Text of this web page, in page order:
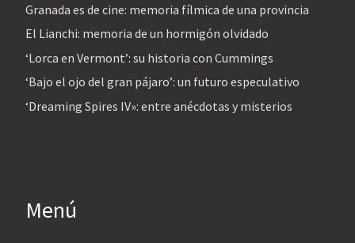
Granada es de cine: memoria fílmica de una provincia
El Lianchi: memoria de un hormigón olvidado
‘Lorca en Vermont’: su historia con Cummings
‘Bajo el ojo del gran pájaro’: un futuro especulativo
‘Dreaming Spires IV»: entre anécdotas y misterios
Menú